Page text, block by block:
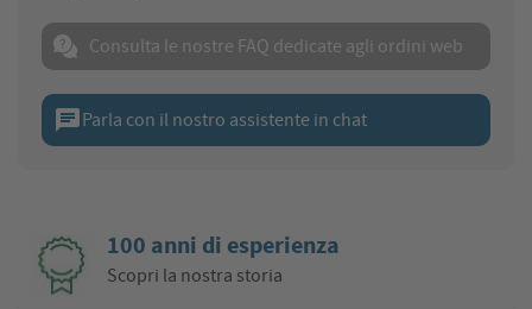
Consulta le nostre FAQ dedicate agli ordini web
chatParla con il nostro assistente in chat
100 anni di esperienza
Scopri la nostra storia